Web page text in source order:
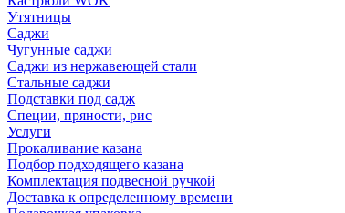
Утятницы
Саджи
Чугунные саджи
Саджи из нержавеющей стали
Стальные саджи
Подставки под садж
Специи, пряности, рис
Услуги
Прокаливание казана
Подбор подходящего казана
Комплектация подвесной ручкой
Доставка к определенному времени